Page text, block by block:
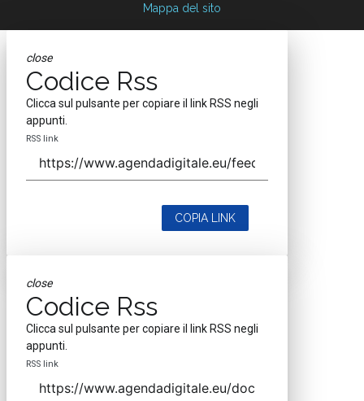
Mappa del sito
close
Codice Rss
Clicca sul pulsante per copiare il link RSS negli
appunti.
RSS link
COPIA LINK
close
Codice Rss
Clicca sul pulsante per copiare il link RSS negli
appunti.
RSS link